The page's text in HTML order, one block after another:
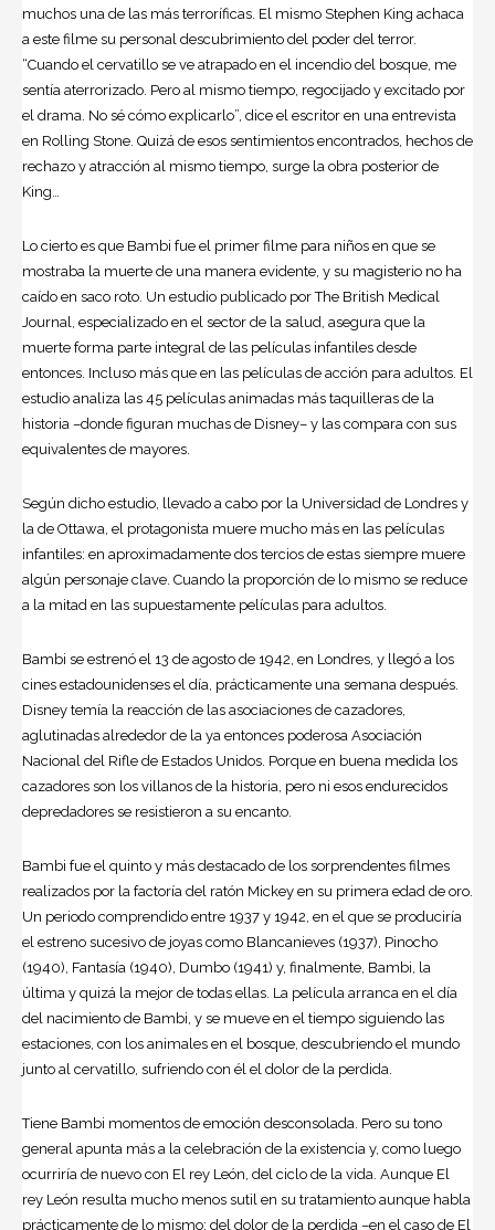
muchos una de las más terroríficas. El mismo Stephen King achaca
a este filme su personal descubrimiento del poder del terror.
“Cuando el cervatillo se ve atrapado en el incendio del bosque, me
sentía aterrorizado. Pero al mismo tiempo, regocijado y excitado por
el drama. No sé cómo explicarlo”, dice el escritor en una entrevista
en ­Rolling Stone. Quizá de esos sentimientos encontrados, hechos de
rechazo y atracción al mismo tiempo, surge la obra posterior de
King…
Lo cierto es que Bambi fue el primer filme para niños en que se
mostraba la muerte de una manera evidente, y su magisterio no ha
caído en saco roto. Un estudio publicado por The British Medical
Journal, especializado en el sector de la salud, asegura que la
muerte forma parte integral de las películas infantiles desde
entonces. Incluso más que en las películas de acción para adultos. El
estudio analiza las 45 películas animadas más taquilleras de la
historia –donde figuran muchas de Disney– y las compara con sus
equivalentes de mayores.
Según dicho estudio, llevado a cabo por la Universidad de Londres y
la de Ottawa, el protagonista muere mucho más en las películas
infantiles: en aproximadamente dos tercios de estas siempre muere
algún personaje clave. Cuando la proporción de lo mismo se reduce
a la mitad en las ­supuestamente películas para adultos.
Bambi se estrenó el 13 de agosto de 1942, en Londres, y llegó a los
cines estadounidenses el día, prácticamente una semana después.
Disney temía la reacción de las asociaciones de cazadores,
aglutinadas alrededor de la ya entonces poderosa Asociación
Nacional del Rifle de Estados Unidos. Porque en buena medida los
cazadores son los villanos de la historia, pero ni esos endurecidos
depredadores se resistieron a su ­encanto.
Bambi fue el quinto y más destacado de los sorprendentes filmes
realizados por la factoría del ratón Mickey en su primera edad de oro.
Un periodo comprendido entre 1937 y 1942, en el que se produciría
el estreno sucesivo de joyas como Blancanieves (1937), Pinocho
(1940), Fantasía (1940), Dumbo (1941) y, finalmente, Bambi, la
última y quizá la mejor de todas ellas. La película arranca en el día
del nacimiento de Bambi, y se mueve en el tiempo siguiendo las
estaciones, con los animales en el bosque, descubriendo el mundo
junto al cervatillo, sufriendo con él el dolor de la perdida.
Tiene Bambi momentos de emoción desconsolada. Pero su tono
general apunta más a la celebración de la existencia y, como luego
ocurriría de nuevo con El rey León, del ciclo de la vida. Aunque El
rey León resulta mucho menos sutil en su tratamiento aunque habla
prácticamente de lo mismo: del dolor de la perdida –en el caso de El